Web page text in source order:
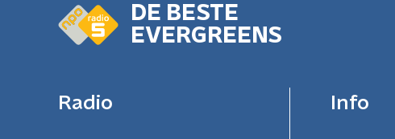
DE BESTE
EVERGREENS
Radio Info